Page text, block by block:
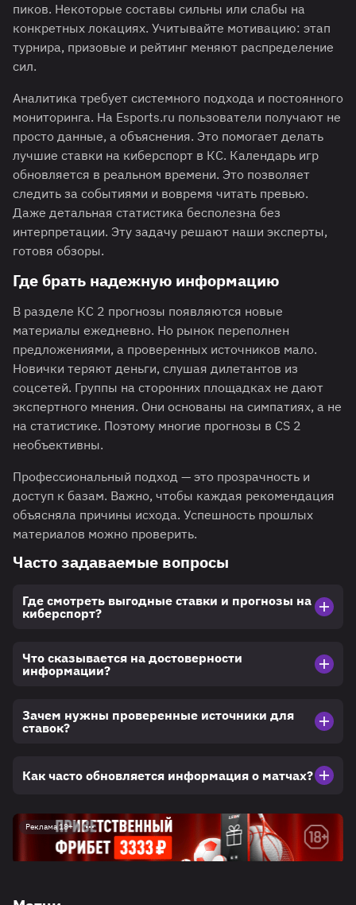
пиков. Некоторые составы сильны или слабы на
конкретных локациях. Учитывайте мотивацию: этап
турнира, призовые и рейтинг меняют распределение
сил.
Аналитика требует системного подхода и постоянного
мониторинга. На Esports.ru пользователи получают не
просто данные, а объяснения. Это помогает делать
лучшие ставки на киберспорт в КС. Календарь игр
обновляется в реальном времени. Это позволяет
следить за событиями и вовремя читать превью.
Даже детальная статистика бесполезна без
интерпретации. Эту задачу решают наши эксперты,
готовя обзоры.
Где брать надежную информацию
В разделе КС 2 прогнозы появляются новые
материалы ежедневно. Но рынок переполнен
предложениями, а проверенных источников мало.
Новички теряют деньги, слушая дилетантов из
соцсетей. Группы на сторонних площадках не дают
экспертного мнения. Они основаны на симпатиях, а не
на статистике. Поэтому многие прогнозы в CS 2
необъективны.
Профессиональный подход — это прозрачность и
доступ к базам. Важно, чтобы каждая рекомендация
объясняла причины исхода. Успешность прошлых
материалов можно проверить.
Часто задаваемые вопросы
Где смотреть выгодные ставки и прогнозы на
киберспорт?
Что сказывается на достоверности
информации?
Зачем нужны проверенные источники для
ставок?
Как часто обновляется информация о матчах?
Реклама 18+